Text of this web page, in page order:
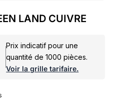
LAND CUIVRE
Prix indicatif pour une
quantité de 1000 pièces.
Voir la grille tarifaire.